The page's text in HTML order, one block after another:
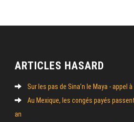
ARTICLES HASARD
Sur les pas de Sina’n le Maya - appel
Au Mexique, les congés payés
an